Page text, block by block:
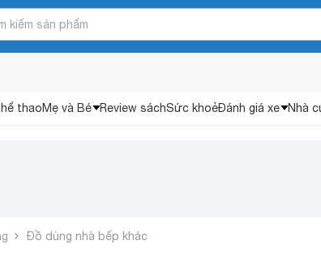
thaoMẹ và Bé Review sáchSức khoẻĐánh giá xe Nhà
Đồ dùng nhà bếp khác